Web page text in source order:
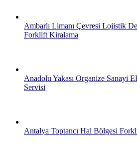
Ambarlı Limanı Çevresi Lojistik
Forklift Kiralama
Anadolu Yakası Organize Sanayi
Servisi
Antalya Toptancı Hal Bölgesi